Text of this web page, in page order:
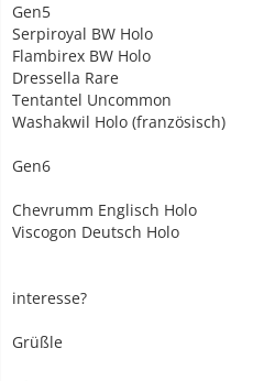
Gen5
Serpiroyal BW Holo
Flambirex BW Holo
Dressella Rare
Tentantel Uncommon
Washakwil Holo (französisch)
Gen6
Chevrumm Englisch Holo
Viscogon Deutsch Holo
interesse?
Grüßle